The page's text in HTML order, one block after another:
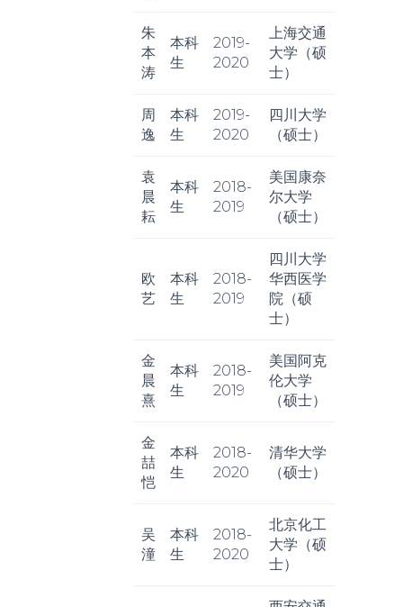
朱
本
涛
本科
生
2019-
2020
上海交通
大学（硕
士）
周
逸
本科
生
2019-
2020
四川大学
（硕士）
袁
晨
耘
本科
生
2018-
2019
美国康奈
尔大学
（硕士）
欧
艺
本科
生
2018-
2019
四川大学
华西医学
院（硕
士）
金
晨
熹
本科
生
2018-
2019
美国阿克
伦大学
（硕士）
金
喆
恺
本科
生
2018-
2020
清华大学
（硕士）
吴
潼
本科
生
2018-
2020
北京化工
大学（硕
士）